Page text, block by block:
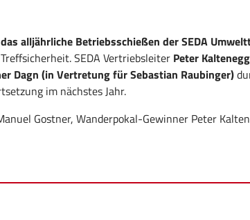
alljährliche Betriebsschießen der SEDA
SEDA Vertriebsleiter Peter
Dagn (in Vertretung für Sebastian Raubinger)
im nächstes Jahr.
Gostner, Wanderpokal-Gewinner Peter